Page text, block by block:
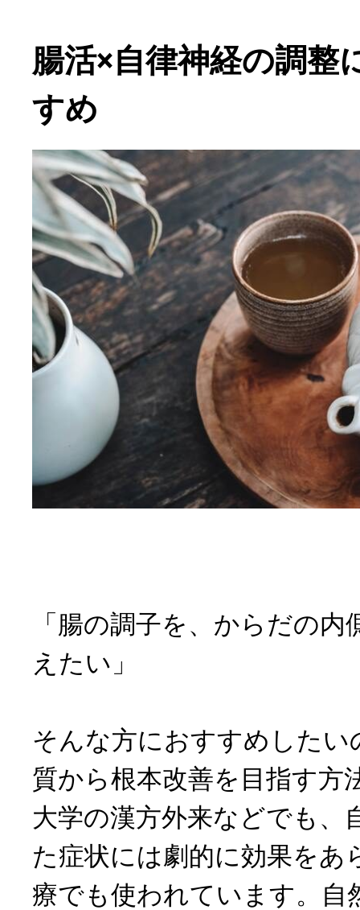
腸活×自律神経の調整
すめ
「腸の調子を、からだの
えたい」
そんな方におすすめしたい
質から根本改善を目指す方
大学の漢方外来などでも、
た症状には劇的に効果をあ
療でも使われています。自